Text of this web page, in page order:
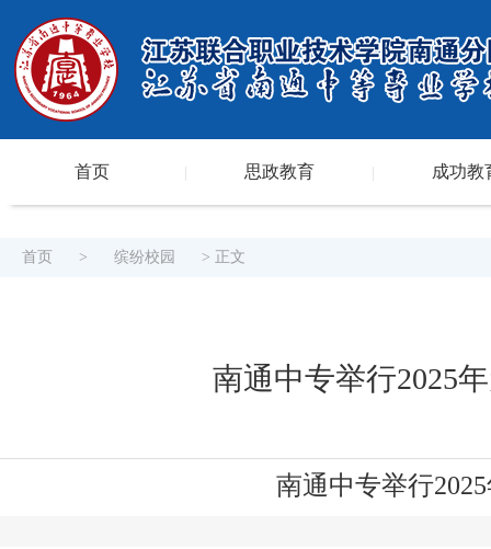
首页 思政教育 成功教
首页 > 缤纷校园 > 正文
南通中专举行2025
南通中专举行